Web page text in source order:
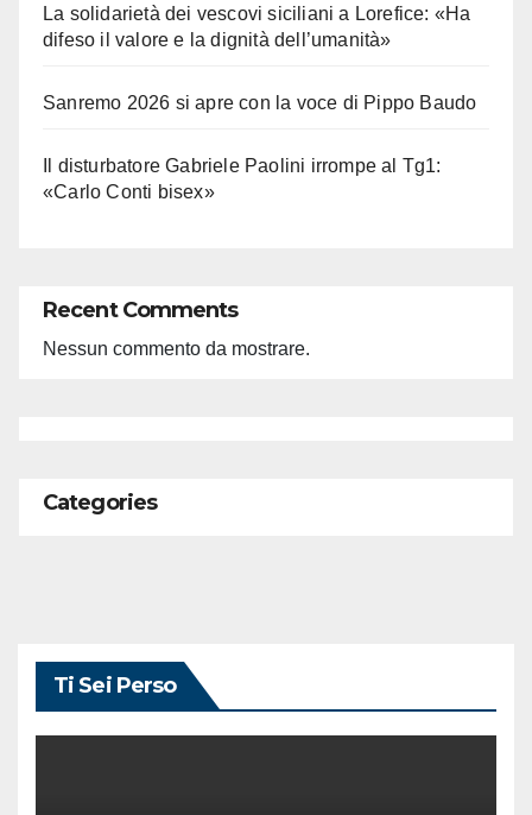
La solidarietà dei vescovi siciliani a Lorefice: «Ha
difeso il valore e la dignità dell’umanità»
Sanremo 2026 si apre con la voce di Pippo Baudo
Il disturbatore Gabriele Paolini irrompe al Tg1:
«Carlo Conti bisex»
Recent Comments
Nessun commento da mostrare.
Categories
Ti Sei Perso